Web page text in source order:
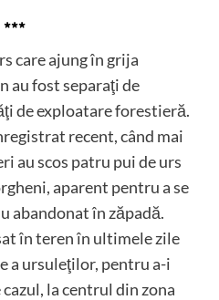
***
care ajung în grija
au fost separaţi de
de exploatare forestieră.
recent, când mai
au scos patru pui de urs
aparent pentru a se
abandonat în zăpadă.
în teren în ultimele zile
a ursuleţilor, pentru a-i
la centrul din zona